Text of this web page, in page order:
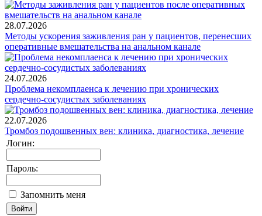
28.07.2026
Методы ускорения заживления ран у пациентов, перенесших
оперативные вмешательства на анальном канале
24.07.2026
Проблема некомплаенса к лечению при хронических
сердечно-сосудистых заболеваниях
22.07.2026
Тромбоз подошвенных вен: клиника, диагностика, лечение
Логин:
Пароль:
Запомнить меня